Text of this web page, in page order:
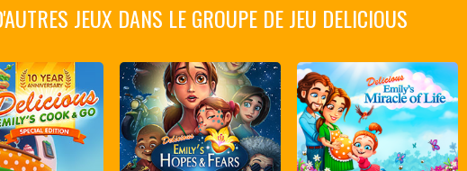
JEUX DANS LE GROUPE DE JEU DELICIOUS